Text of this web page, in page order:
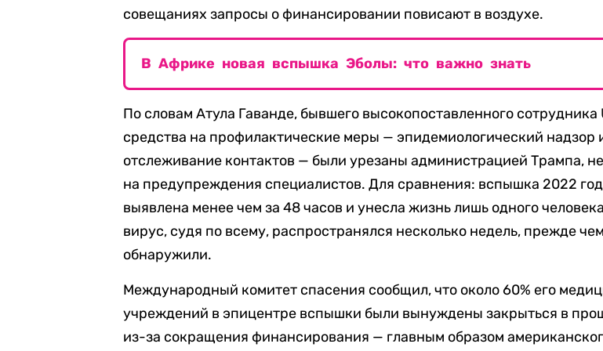
совещаниях запросы о финансировании повисают в воздухе.
В Африке новая вспышка Эболы: что важно знать
По словам Атула Гаванде, бывшего высокопоставленного сотрудника
средства на профилактические меры — эпидемиологический надзор
отслеживание контактов — были урезаны администрацией Трампа,
на предупреждения специалистов. Для сравнения: вспышка 2022
выявлена менее чем за 48 часов и унесла жизнь лишь одного
вирус, судя по всему, распространялся несколько недель, прежде
обнаружили.
Международный комитет спасения сообщил, что около 60% его
учреждений в эпицентре вспышки были вынуждены закрыться в
из-за сокращения финансирования — главным образом